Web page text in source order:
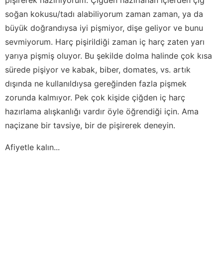
soğan kokusu/tadı alabiliyorum zaman zaman, ya da
büyük doğrandıysa iyi pişmiyor, dişe geliyor ve bunu
sevmiyorum. Harç pişirildiği zaman iç harç zaten yarı
yarıya pişmiş oluyor. Bu şekilde dolma halinde çok kısa
sürede pişiyor ve kabak, biber, domates, vs. artık
dışında ne kullanıldıysa gereğinden fazla pişmek
zorunda kalmıyor. Pek çok kişide çiğden iç harç
hazırlama alışkanlığı vardır öyle öğrendiği için. Ama
naçizane bir tavsiye, bir de pişirerek deneyin.
Afiyetle kalın...